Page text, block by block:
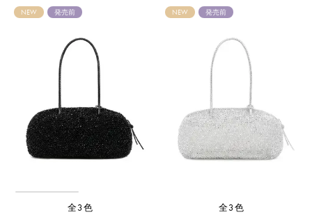
NEW 発売前
全3色
NEW 発売前
全3色